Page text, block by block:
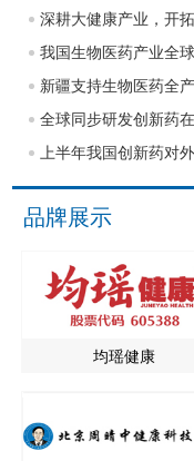
深耕大健康产业，开
我国生物医药产业全
新疆支持生物医药全
全球同步研发创新药
上半年我国创新药对
品牌展示
均瑶健康